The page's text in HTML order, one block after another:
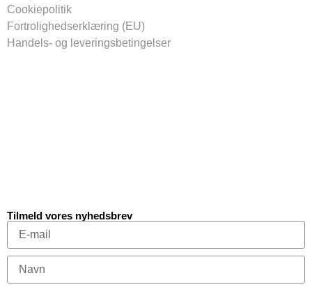
Cookiepolitik
Fortrolighedserklæring (EU)
Handels- og leveringsbetingelser
Tilmeld vores nyhedsbrev